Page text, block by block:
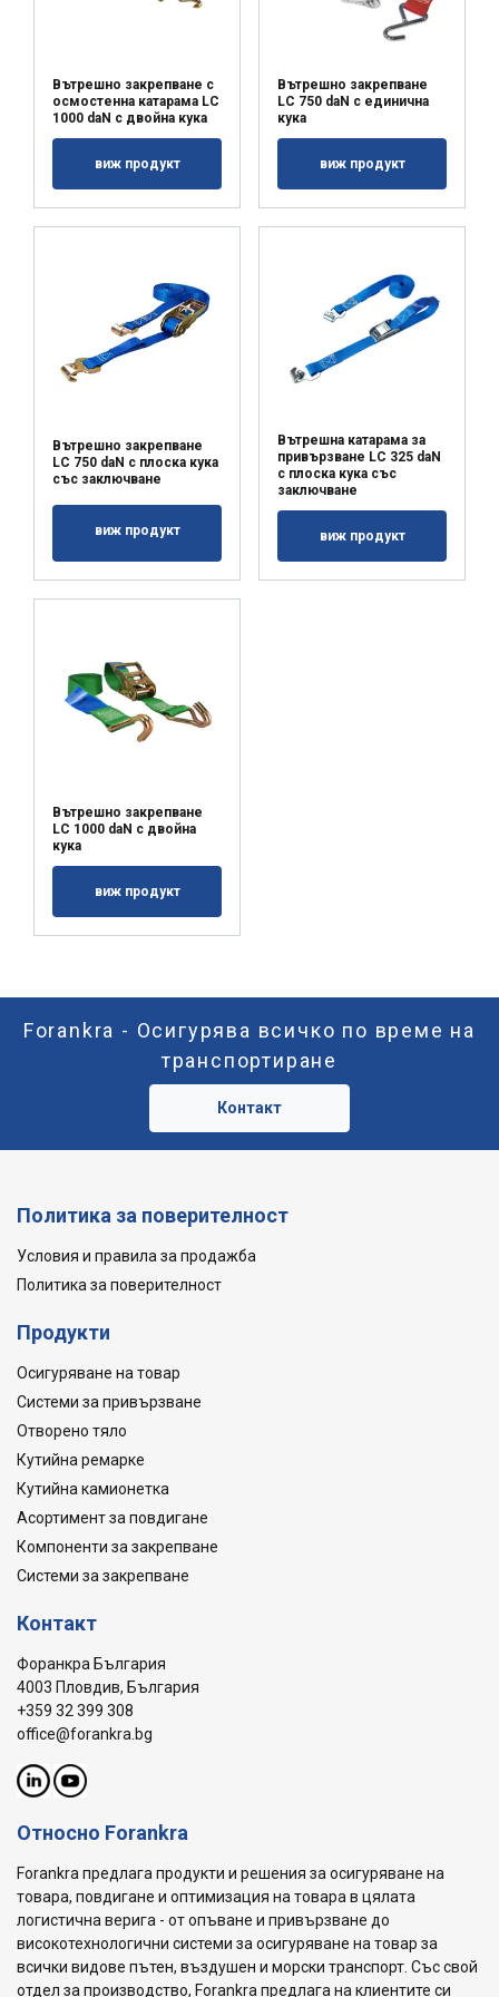
Вътрешно закрепване с
осмостенна катарама LC
1000 daN с двойна кука
виж продукт
Вътрешно закрепване
LC 750 daN с единична
кука
виж продукт
Вътрешно закрепване
LC 750 daN с плоска кука
със заключване
виж продукт
Вътрешна катарама за
привързване LC 325 daN
с плоска кука със
заключване
виж продукт
Вътрешно закрепване
LC 1000 daN с двойна
кука
виж продукт
Forankra - Осигурява всичко по време на
транспортиране
Контакт
Политика за поверителност
Условия и правила за продажба
Политика за поверителност
Продукти
Осигуряване на товар
Системи за привързване
Отворено тяло
Кутийна ремарке
Кутийна камионетка
Асортимент за повдигане
Компоненти за закрепване
Системи за закрепване
Контакт
Форанкра България
4003 Пловдив, България
+359 32 399 308
office@forankra.bg
Относно Forankra
Forankra предлага продукти и решения за осигуряване на
товара, повдигане и оптимизация на товара в цялата
логистична верига - от опъване и привързване до
високотехнологични системи за осигуряване на товар за
всички видове пътен, въздушен и морски транспорт. Със свой
отдел за производство, Forankra предлага на клиентите си
необходимо
Таргетиране Функционалност
ПРИЕМЕТЕ ВСИЧКИ
ОТХВЪРЛЕТЕ ВСИЧКИ
ПОКАЖЕТЕ ПОДРОБНОСТИ